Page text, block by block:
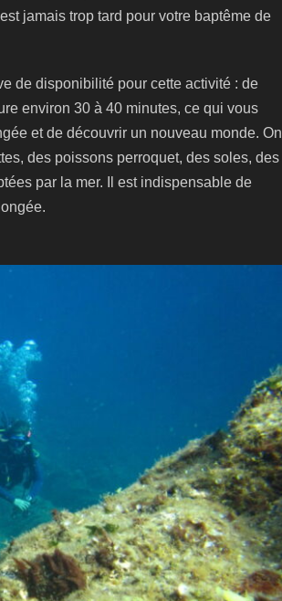
jamais trop tard pour votre baptême de
de disponibilité pour cette activité : de
environ 30 à 40 minutes, ce qui vous
et de découvrir un nouveau monde. On
des poissons perroquet, des soles, des
par la mer. Il est indispensable de